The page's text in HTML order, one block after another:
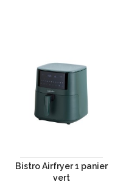
Bistro Airfryer 1 panier
vert